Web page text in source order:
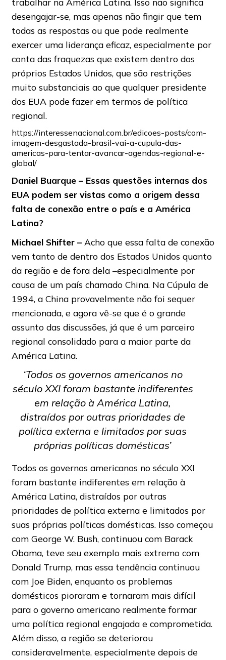
desengajar-se, mas apenas não fingir que tem
todas as respostas ou que pode realmente
exercer uma liderança eficaz, especialmente por
conta das fraquezas que existem dentro dos
próprios Estados Unidos, que são restrições
muito substanciais ao que qualquer presidente
dos EUA pode fazer em termos de política
regional.
https://interessenacional.com.br/edicoes-posts/com-
imagem-desgastada-brasil-vai-a-cupula-das-
americas-para-tentar-avancar-agendas-regional-e-
global/
Daniel Buarque – Essas questões internas dos
EUA podem ser vistas como a origem dessa
falta de conexão entre o país e a América
Latina?
Michael Shifter –Acho que essa falta de conexão
vem tanto de dentro dos Estados Unidos quanto
da região e de fora dela –especialmente por
causa de um país chamado China. Na Cúpula de
1994, a China provavelmente não foi sequer
mencionada, e agora vê-se que é o grande
assunto das discussões, já que é um parceiro
regional consolidado para a maior parte da
América Latina.
‘Todos os governos americanos no
século XXI foram bastante indiferentes
em relação à América Latina,
distraídos por outras prioridades de
política externa e limitados por suas
próprias políticas domésticas’
Todos os governos americanos no século XXI
foram bastante indiferentes em relação à
América Latina, distraídos por outras
prioridades de política externa e limitados por
suas próprias políticas domésticas. Isso começou
com George W. Bush, continuou com Barack
Obama, teve seu exemplo mais extremo com
Donald Trump, mas essa tendência continuou
com Joe Biden, enquanto os problemas
domésticos pioraram e tornaram mais difícil
para o governo americano realmente formar
uma política regional engajada e comprometida.
Além disso, a região se deteriorou
consideravelmente, especialmente depois de